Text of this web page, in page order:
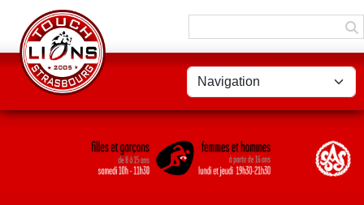
Panneau de gestion des cookies